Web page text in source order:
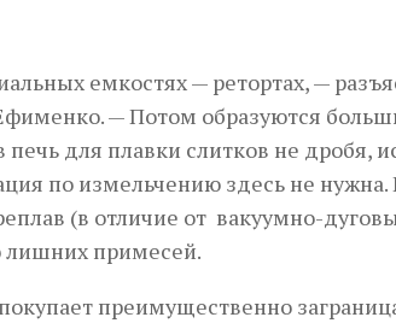
емкостях — ретортах, —
— Потом образуются
для плавки слитков не дробя,
по измельчению здесь не
(в отличие от вакуумно-
лишних примесей.
преимущественно